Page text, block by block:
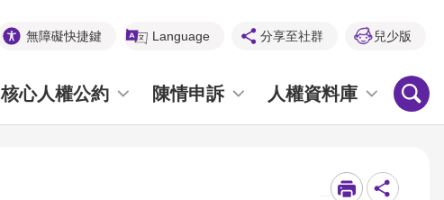
無障礙快捷鍵 Language 分享至社群 兒少版
核心人權公約 陳情申訴 人權資料庫